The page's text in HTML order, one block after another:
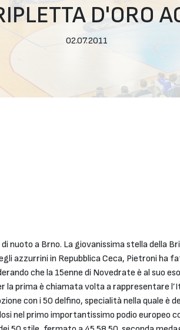
D'ORO
02.07.2011
nuoto a Brno. La giovanissima stella della
azzurrini in Repubblica Ceca, Pietroni ha
che la 15enne di Novedrate è al suo
prima è chiamata volta a rappresentare
con i 50 delfino, specialità nella quale
primo importantissimo podio europeo